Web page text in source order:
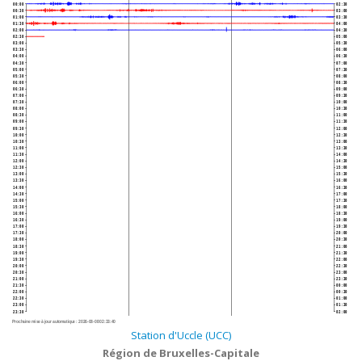
00:00
00:30
01:00
01:30
02:00
02:30
03:00
03:30
04:00
04:30
05:00
05:30
06:00
06:30
07:00
07:30
08:00
08:30
09:00
09:30
10:00
10:30
11:00
11:30
12:00
12:30
13:00
13:30
14:00
14:30
15:00
15:30
16:00
16:30
17:00
17:30
18:00
18:30
19:00
19:30
20:00
20:30
21:00
21:30
22:00
22:30
23:00
23:30
02:30
03:00
03:30
04:00
04:30
05:00
05:30
06:00
06:30
07:00
07:30
08:00
08:30
09:00
09:30
10:00
10:30
11:00
11:30
12:00
12:30
13:00
13:30
14:00
14:30
15:00
15:30
16:00
16:30
17:00
17:30
18:00
18:30
19:00
19:30
20:00
20:30
21:00
21:30
22:00
22:30
23:00
23:30
00:00
00:30
01:00
01:30
02:00
Prochaine mise à jour automatique :2026-08-08 02:33:40
Station d'Uccle (UCC)
Région de Bruxelles-Capitale